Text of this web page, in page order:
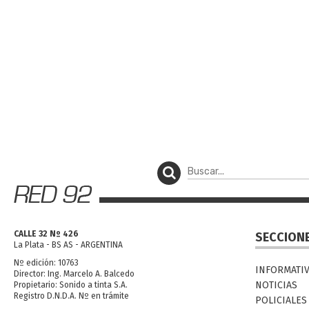
CALLE 32 Nº 426
La Plata - BS AS - ARGENTINA
Nº edición: 10763
Director: Ing. Marcelo A. Balcedo
Propietario: Sonido a tinta S.A.
Registro D.N.D.A. Nº en trámite
NOTICIAS
POLICIALES